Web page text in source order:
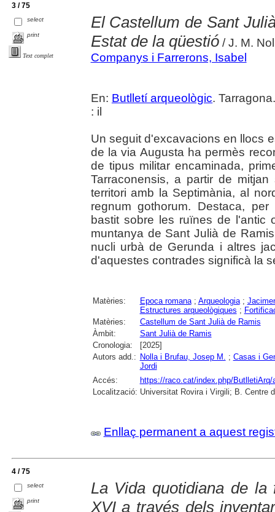
3 / 75
select
print
Text complet
El Castellum de Sant
Estat de la qüestió/ J. M.
Companys i Farrerons, Isabel
En: Butlletí arqueològic.
: il
Un seguit d'excavacions en llocs
de la via Augusta ha permès
de tipus militar encaminada,
Tarraconensis, a partir de
territori amb la Septimània, al
regnum gothorum. Destaca,
bastit sobre les ruïnes de l'antic
muntanya de Sant Julià de
nucli urbà de Gerunda i altres
d'aquestes contrades significà la
Matèries: Epoca romana; Arqueologia;
Estructures arqueològiques ;
Matèries:
Castellum de Sant Julià de Ramis
Àmbit:
Sant Julià de Ramis
Cronologia:
[2025]
Autors add.: Nolla i Brufau, Josep M. ; Casas i
Jordi
Accés:
https://raco.cat/index.php/ButlletiArq/
Localització: Universitat Rovira i Virgili; B. Centre
Enllaç permanent a aquest
4 / 75
select
print
La Vida quotidiana de
XVI a través dels